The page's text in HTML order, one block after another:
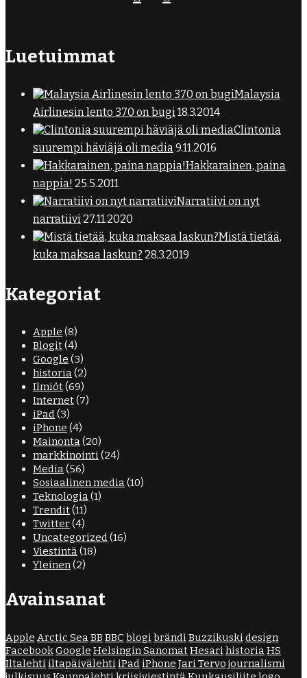
Luetuimmat
Malaysia
Airlinesin lento 370 on bugi18.3.2014
Clintonia
suurempi häviäjä oli media9.11.2016
Hakkarainen, paina
nappia! 25.5.2011
Narratiivi on nyt
narratiivi 27.11.2020
Mistä tietää,
kuka maksaa laskun? 28.3.2019
Kategoriat
Apple (8)
Blogit(4)
Google (3)
historia(2)
Ilmiöt(69)
Internet(7)
iPad(3)
iPhone (4)
Mainonta(20)
markkinointi(24)
Media(56)
Sosiaalinen media(10)
Teknologia(1)
Trendit(11)
Twitter(4)
Uncategorized(16)
Viestintä(18)
Yleinen(2)
Avainsanat
Apple Arctic SeaBB BBC blogibrändiBuzzikuskidesign
FacebookGoogle Helsingin SanomatHesarihistoriaHS
Iltalehti iltapäivälehti iPad iPhone Jari Tervo journalismi